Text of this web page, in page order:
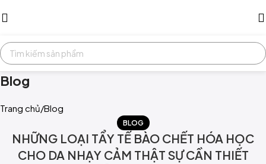
Blog
Trang chủ Blog
BLOG
NHỮNG LOẠI TẨY TẾ BÀO CHẾT HÓA HỌC
CHO DA NHẠY CẢM THẬT SỰ CẦN THIẾT